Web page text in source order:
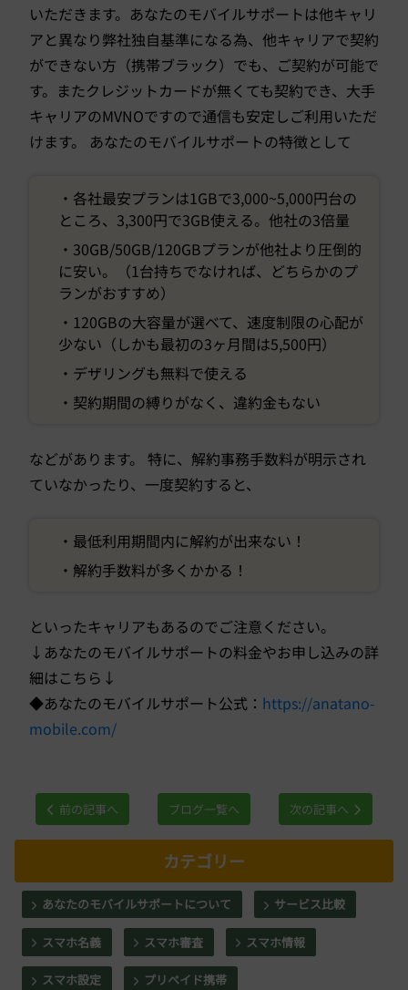
いただきます。あなたのモバイルサポートは他キャリ
アと異なり弊社独自基準になる為、他キャリアで契約
ができない方（携帯ブラック）でも、ご契約が可能で
す。またクレジットカードが無くても契約でき、大手
キャリアのMVNOですので通信も安定しご利用いただ
けます。 あなたのモバイルサポートの特徴として
・各社最安プランは1GBで3,000~5,000円台の
ところ、3,300円で3GB使える。他社の3倍量
・30GB/50GB/120GBプランが他社より圧倒的
に安い。（1台持ちでなければ、どちらかのプ
ランがおすすめ）
・120GBの大容量が選べて、速度制限の心配が
少ない（しかも最初の3ヶ月間は5,500円）
・デザリングも無料で使える
・契約期間の縛りがなく、違約金もない
などがあります。 特に、解約事務手数料が明示され
ていなかったり、一度契約すると、
・最低利用期間内に解約が出来ない！
・解約手数料が多くかかる！
といったキャリアもあるのでご注意ください。
↓あなたのモバイルサポートの料金やお申し込みの詳
細はこちら↓
◆あなたのモバイルサポート公式： https://anatano-
mobile.com/
前の記事へ ブログ一覧へ 次の記事へ
カテゴリー
あなたのモバイルサポートについて サービス比較
スマホ名義 スマホ審査 スマホ情報
スマホ設定 プリペイド携帯